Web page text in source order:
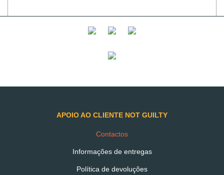
APOIO AO CLIENTE NOT GUILTY
Contactos
Informações de entregas
Política de devoluções